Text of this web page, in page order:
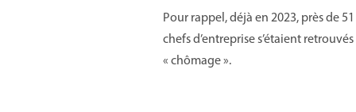
Pour rappel, déjà en 2023, près de 51
chefs d’entreprise s’étaient retrouvés
« chômage ».